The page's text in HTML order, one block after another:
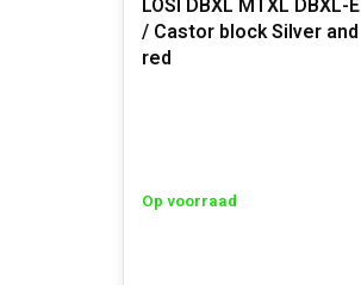
LOSI DBXL MTXL DBXL-E
/ Castor block Silver and
red
Op voorraad